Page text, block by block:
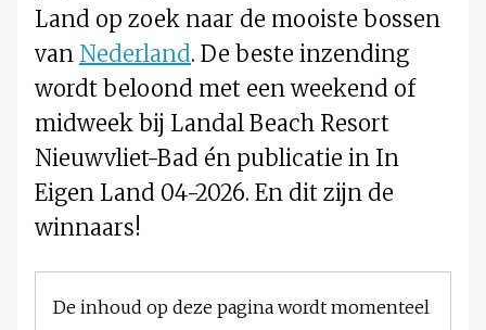
Land op zoek naar de mooiste bossen
van Nederland. De beste inzending
wordt beloond met een weekend of
midweek bij Landal Beach Resort
Nieuwvliet-Bad én publicatie in In
Eigen Land 04-2026. En dit zijn de
winnaars!
De inhoud op deze pagina wordt momenteel